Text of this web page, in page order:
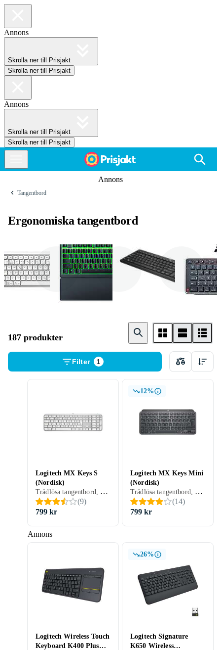
Annons
Skrolla ner till Prisjakt
Skrolla ner till Prisjakt
Annons
Skrolla ner till Prisjakt
Skrolla ner till Prisjakt
Annons
Tangentbord
Ergonomiska tangentbord
Logitech Razer
187 produkter
Filter 1
Annons
Logitech MX Keys S
(Nordisk)
Trådlösa tangentbord, Mekaniska tangentbord, Ergonomiska tangentbord, Membran, Nordisk, PC, Mac, Surfplattor, Ergonomiskt
(9)
799 kr
12%
Logitech MX Keys Mini
(Nordisk)
Trådlösa tangentbord, Mekaniska tangentbord, Ergonomiska tangentbord, Scissor switch , Nordisk, PC, Mac, Surfplattor, TKL (tenkeyless/kompakt)
(14)
799 kr
Logitech Wireless Touch
Keyboard K400 Plus
26%
Logitech Signature
K650 Wireless